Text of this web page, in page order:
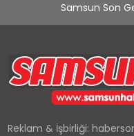
MAGAZIN
SPOR
TEKNOLOJI
Samsun Son
Reklam & İşbirliği: